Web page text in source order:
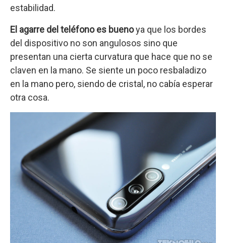
estabilidad.
El agarre del teléfono es buenoya que los bordes
del dispositivo no son angulosos sino que
presentan una cierta curvatura que hace que no se
claven en la mano. Se siente un poco resbaladizo
en la mano pero, siendo de cristal, no cabía esperar
otra cosa.